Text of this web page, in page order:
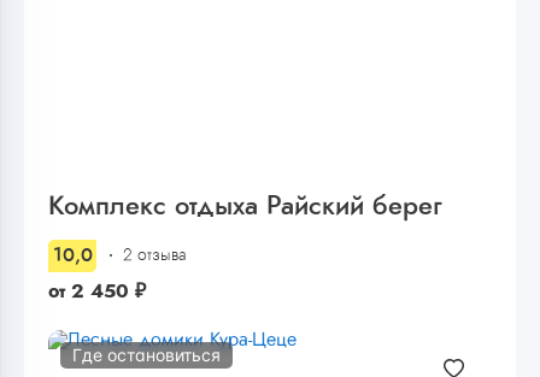
Комплекс отдыха Райский берег
10,0 2 отзыва
от 2 450 ₽
Где остановиться